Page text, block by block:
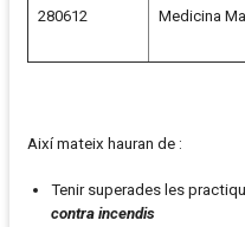
280612 Medicina
Així mateix hauran de :
Tenir superades les
contra incendis